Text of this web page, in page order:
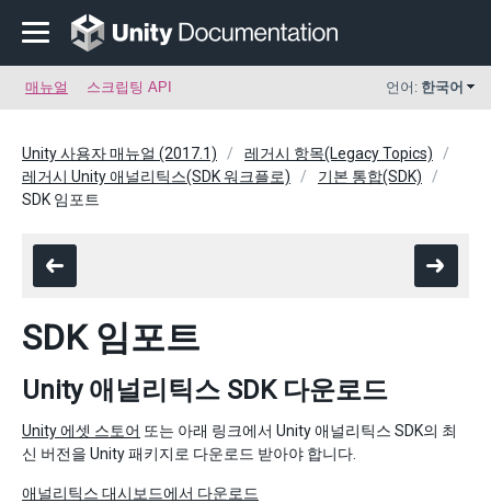
매뉴얼 스크립팅 API 언어: 한국어
Unity 사용자 매뉴얼 (2017.1)
레거시 항목(Legacy Topics)
레거시 Unity 애널리틱스(SDK 워크플로)
기본 통합(SDK)
SDK 임포트
SDK 임포트
Unity 애널리틱스 SDK 다운로드
Unity 에셋 스토어 또는 아래 링크에서 Unity 애널리틱스 SDK의 최
신 버전을 Unity 패키지로 다운로드 받아야 합니다.
애널리틱스 대시보드에서 다운로드